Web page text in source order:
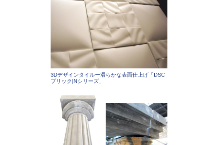
3Dデザインタイルー滑らかな表面仕上げ「DSC
ブリック|Nシリーズ」